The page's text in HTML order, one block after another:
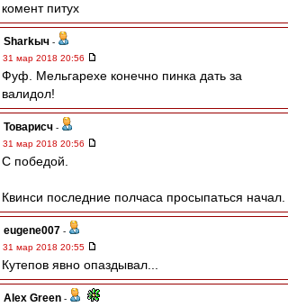
комент питух
Sharkыч -
31 мар 2018 20:56
Фуф. Мельгарехе конечно пинка дать за
валидол!
Товарисч -
31 мар 2018 20:56
С победой.
Квинси последние полчаса просыпаться начал.
eugene007 -
31 мар 2018 20:55
Кутепов явно опаздывал...
Alex Green -